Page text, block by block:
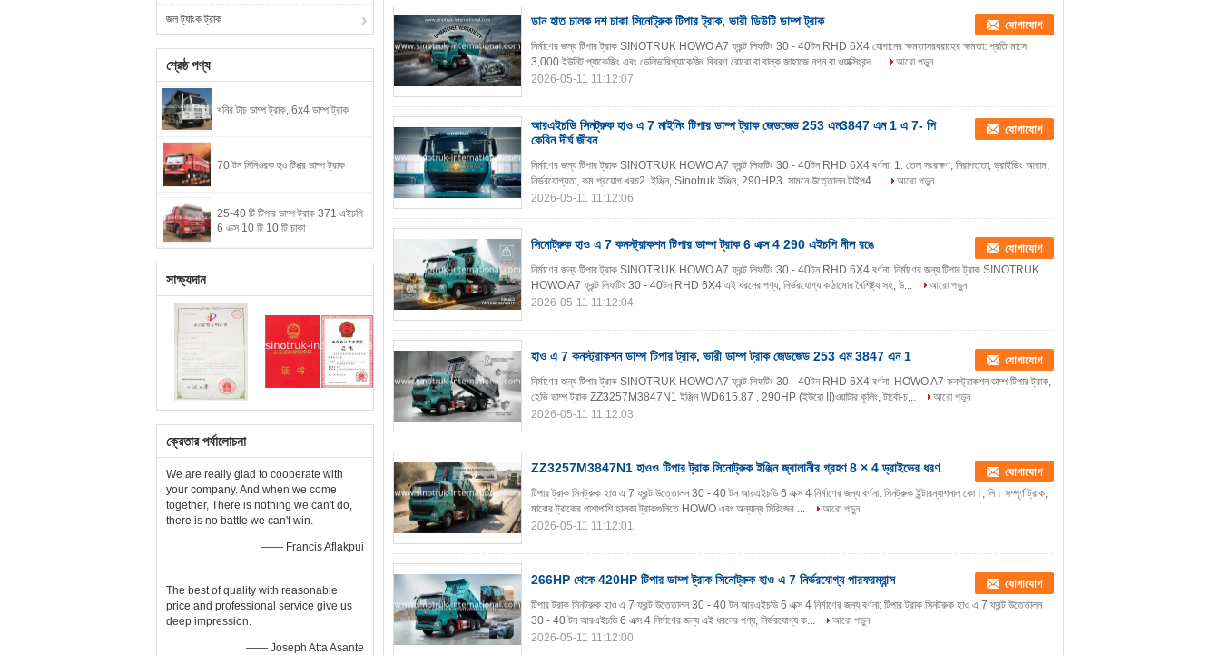
জল ট্যাংক ট্রাক
শ্রেষ্ঠ পণ্য
খনির টাচ ডাম্প ট্রাক, 6x4 ডাম্প ট্রাক
70 টন সিনিওরক হুও টিপ্পর ডাম্প ট্রাক
25-40 টি টিপার ডাম্প ট্রাক 371 এইচপি
6 এক্স 10 টি 10 ​​টি চাকা
সাক্ষ্যদান
ক্রেতার পর্যালোচনা
We are really glad to cooperate with
your company. And when we come
together, There is nothing we can't do,
there is no battle we can't win.
—— Francis Aflakpui
The best of quality with reasonable
price and professional service give us
deep impression.
—— Joseph Atta Asante
ডান হাত চালক দশ চাকা সিনোট্রুক টিপার ট্রাক, ভারী ডিউটি ​​ডাম্প ট্রাক যোগাযোগ
নির্মাণের জন্য টিপার ট্রাক SINOTRUK HOWO A7 ফ্রন্ট লিফটিং 30 - 40টন RHD 6X4 যোগানের ক্ষমতাসরবরাহের ক্ষমতা: প্রতি মাসে
3,000 ইউনিট প্যাকেজিং এবং ডেলিভারিপ্যাকেজিং বিবরণ রোরো বা বাল্ক জাহাজে নগ্ন বা ওয়াক্সিংবন্দ...
আরো পড়ুন
2026-05-11 11:12:07
আরএইচডি সিনট্রুক হাও এ 7 মাইনিং টিপার ডাম্প ট্রাক জেডজেড 253 এম3847 এন 1 এ 7- পি
কেবিন দীর্ঘ জীবন
যোগাযোগ
নির্মাণের জন্য টিপার ট্রাক SINOTRUK HOWO A7 ফ্রন্ট লিফটিং 30 - 40টন RHD 6X4 বর্ণনা: 1. তেল সংরক্ষণ, নিরাপত্তা, ড্রাইভিং আরাম,
নির্ভরযোগ্যতা, কম প্রয়োগ খরচ2. ইঞ্জিন, Sinotruk ইঞ্জিন, 290HP3. সামনে উত্তোলন টাইপ4...
আরো পড়ুন
2026-05-11 11:12:06
সিনোট্রুক হাও এ 7 কনস্ট্রাকশন টিপার ডাম্প ট্রাক 6 এক্স 4 290 এইচপি নীল রঙে যোগাযোগ
নির্মাণের জন্য টিপার ট্রাক SINOTRUK HOWO A7 ফ্রন্ট লিফটিং 30 - 40টন RHD 6X4 বর্ণনা: নির্মাণের জন্য টিপার ট্রাক SINOTRUK
HOWO A7 ফ্রন্ট লিফটিং 30 - 40টন RHD 6X4 এই ধরনের পণ্য, নির্ভরযোগ্য কাঠামোর বৈশিষ্ট্য সহ, উ...
আরো পড়ুন
2026-05-11 11:12:04
হাও এ 7 কনস্ট্রাকশন ডাম্প টিপার ট্রাক, ভারী ডাম্প ট্রাক জেডজেড 253 এম 3847 এন 1 যোগাযোগ
নির্মাণের জন্য টিপার ট্রাক SINOTRUK HOWO A7 ফ্রন্ট লিফটিং 30 - 40টন RHD 6X4 বর্ণনা: HOWO A7 কনস্ট্রাকশন ডাম্প টিপার ট্রাক,
হেভি ডাম্প ট্রাক ZZ3257M3847N1 ইঞ্জিন WD615.87 , 290HP (ইউরো II)ওয়াটার কুলিং, টার্বো-চ...
আরো পড়ুন
2026-05-11 11:12:03
ZZ3257M3847N1 হাওও টিপার ট্রাক সিনোট্রুক ইঞ্জিন জ্বালানীর গ্রহণ 8 × 4 ড্রাইভের ধরণ যোগাযোগ
টিপার ট্রাক সিনট্রুক হাও এ 7 ফ্রন্ট উত্তোলন 30 - 40 টন আরএইচডি 6 এক্স 4 নির্মাণের জন্য বর্ণনা: সিনট্রুক ইন্টারন্যাশনাল কো।, লি। সম্পূর্ণ ট্রাক,
মাঝের ট্রাকের পাশাপাশি হালকা ট্রাকগুলিতে HOWO এবং অন্যান্য সিরিজের ...
আরো পড়ুন
2026-05-11 11:12:01
266HP থেকে 420HP টিপার ডাম্প ট্রাক সিনোট্রুক হাও এ 7 নির্ভরযোগ্য পারফরম্যান্স যোগাযোগ
টিপার ট্রাক সিনট্রুক হাও এ 7 ফ্রন্ট উত্তোলন 30 - 40 টন আরএইচডি 6 এক্স 4 নির্মাণের জন্য বর্ণনা: টিপার ট্রাক সিনট্রুক হাও এ 7 ফ্রন্ট উত্তোলন
30 - 40 টন আরএইচডি 6 এক্স 4 নির্মাণের জন্য এই ধরনের পণ্য, নির্ভরযোগ্য ক...
আরো পড়ুন
2026-05-11 11:12:00